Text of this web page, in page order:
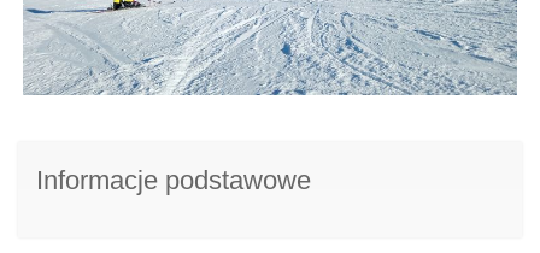
Informacje podstawowe